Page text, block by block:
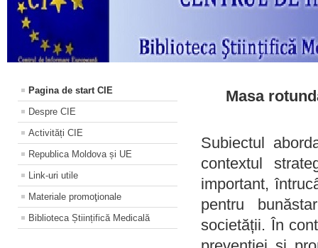
Pagina de start CIE
Despre CIE
Activități CIE
Republica Moldova și UE
Link-uri utile
Materiale promoţionale
Biblioteca Științifică Medicală
Masa
Subiectul
contextul
important,
pentru
societății. În